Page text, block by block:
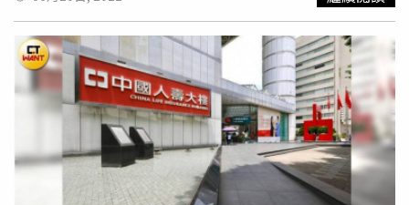
五窮六絕，直接挑戰928檔期，而往年七年一輪景氣循環的
魔咒，恐怕成真。
店、寒沐酒店和長榮鳳凰酒店，因疫情高峰、旅客減少，紛
省人力及食材開銷。去年營收以9.1億元拿下宜蘭觀光旅館
龍頭的蘭城晶英酒店，同樣住房率砍半，蘭城晶英酒店公關
副總監郭穎珊淡定表示，上個月住房率33%，走過疫情2
年，也就這樣很平實的營運，正好趁著遊客較少進行一些現
場維護工程。業者表示，疫情之下，只要有任何風吹草動，
市場就會一下子全萎縮，經營入不敷出。圖為衛生局接獲飯
店有確診者後，進駐替員工及旅客進行快篩。（圖／報系資